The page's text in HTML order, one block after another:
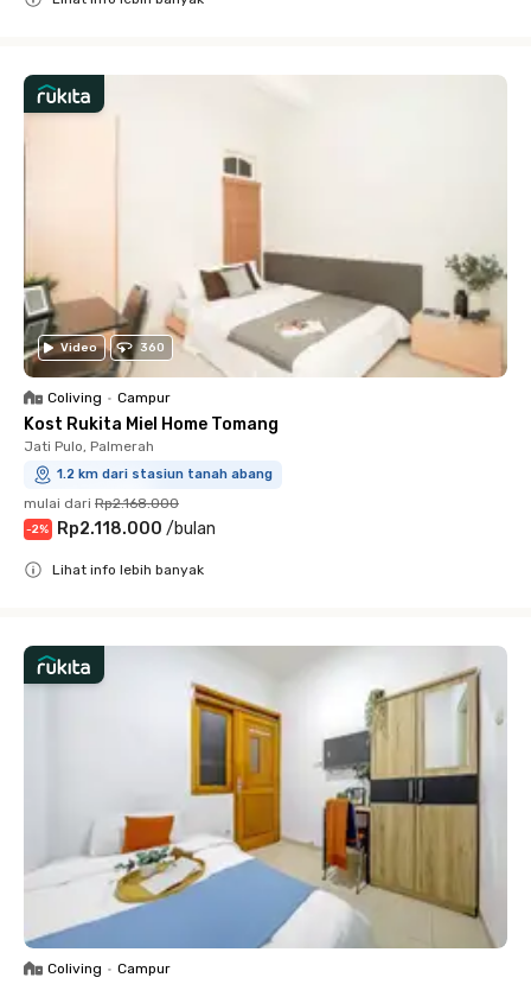
Video 360
Coliving • Campur
Kost Rukita Miel Home Tomang
Jati Pulo, Palmerah
1.2 km dari stasiun tanah abang
mulai dari Rp2.168.000
-2% Rp2.118.000 /bulan
Lihat info lebih banyak
Coliving • Campur